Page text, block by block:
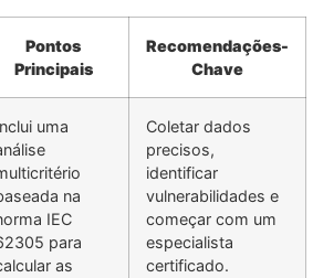
Pontos
Principais
Recomendações-
Chave
uma
na
IEC
para
as
Coletar dados
precisos,
identificar
vulnerabilidades e
começar com um
especialista
certificado.